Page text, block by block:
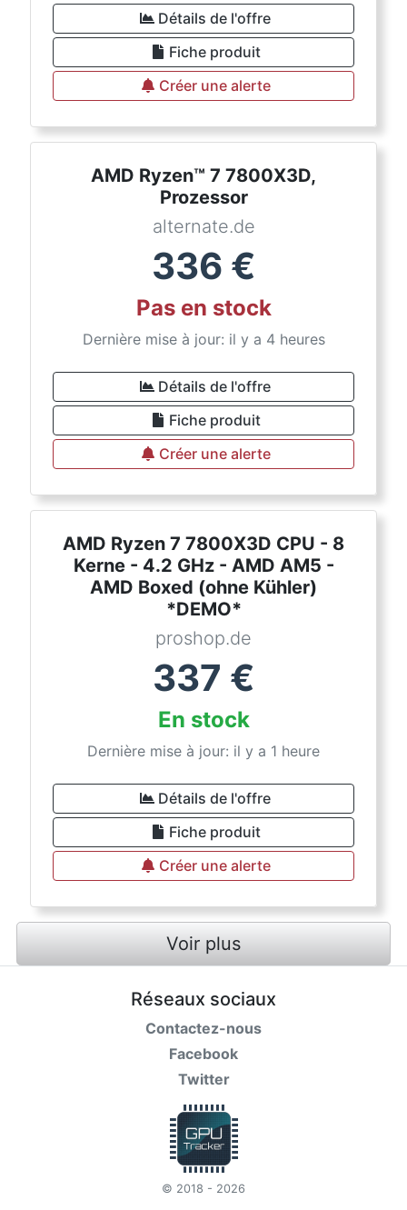
Détails de l'offre
Fiche produit
Créer une alerte
AMD Ryzen™ 7 7800X3D,
Prozessor
alternate.de
336 €
Pas en stock
Dernière mise à jour: il y a 4 heures
Détails de l'offre
Fiche produit
Créer une alerte
AMD Ryzen 7 7800X3D CPU - 8
Kerne - 4.2 GHz - AMD AM5 -
AMD Boxed (ohne Kühler)
*DEMO*
proshop.de
337 €
En stock
Dernière mise à jour: il y a 1 heure
Détails de l'offre
Fiche produit
Créer une alerte
Voir plus
Réseaux sociaux
Contactez-nous
Facebook
Twitter
© 2018 - 2026